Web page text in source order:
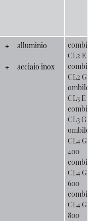
alluminio
acciaio inox
CL2 E
CL2 G
CL3 E
CL3 G
CL4 G-
400
CL4 G-
600
CL4 G-
800